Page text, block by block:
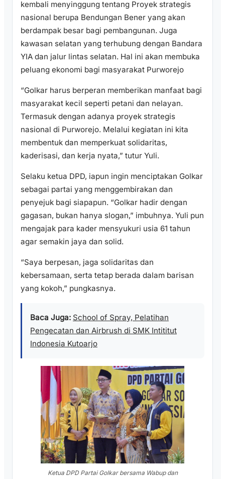
kembali menyinggung tentang Proyek strategis
nasional berupa Bendungan Bener yang akan
berdampak besar bagi pembangunan. Juga
kawasan selatan yang terhubung dengan Bandara
YIA dan jalur lintas selatan. Hal ini akan membuka
peluang ekonomi bagi masyarakat Purworejo
“Golkar harus berperan memberikan manfaat bagi
masyarakat kecil seperti petani dan nelayan.
Termasuk dengan adanya proyek strategis
nasional di Purworejo. Melalui kegiatan ini kita
membentuk dan memperkuat solidaritas,
kaderisasi, dan kerja nyata,” tutur Yuli.
Selaku ketua DPD, iapun ingin menciptakan Golkar
sebagai partai yang menggembirakan dan
penyejuk bagi siapapun. “Golkar hadir dengan
gagasan, bukan hanya slogan,” imbuhnya. Yuli pun
mengajak para kader mensyukuri usia 61 tahun
agar semakin jaya dan solid.
“Saya berpesan, jaga solidaritas dan
kebersamaan, serta tetap berada dalam barisan
yang kokoh,” pungkasnya.
Baca Juga: School of Spray, Pelatihan
Pengecatan dan Airbrush di SMK Intititut
Indonesia Kutoarjo
Ketua DPD Partai Golkar bersama Wabup dan